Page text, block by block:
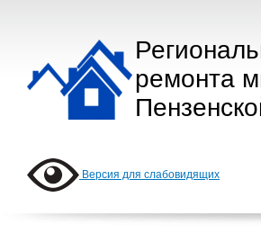
ремонта
Версия для слабовидящих